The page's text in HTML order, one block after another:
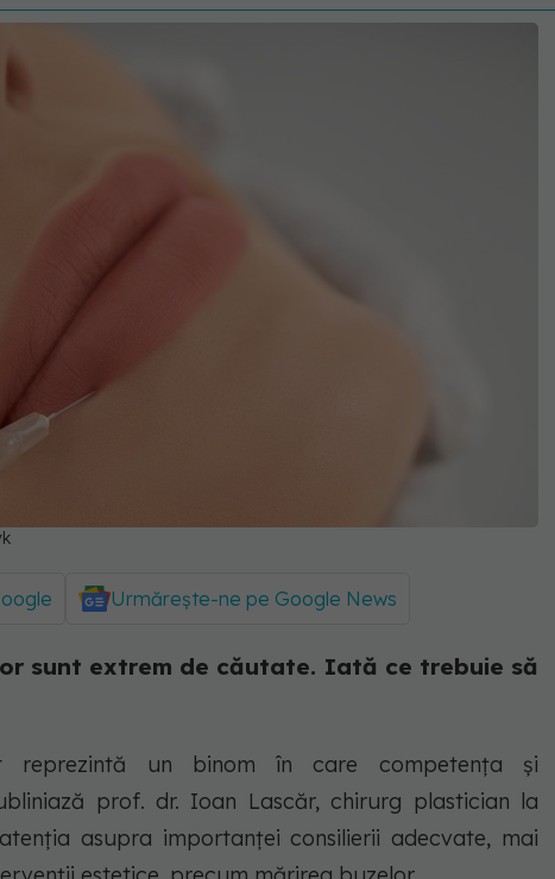
Urmărește-ne pe Google News
sunt extrem de căutate. Iată ce trebuie să
reprezintă un binom în care competența și
prof. dr. Ioan Lascăr, chirurg plastician la
asupra importanței consilierii adecvate, mai